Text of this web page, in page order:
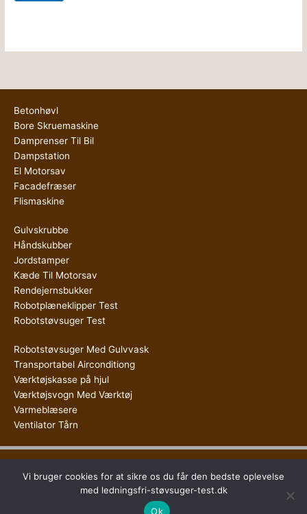
Betonhøvl
Bore Skruemaskine
Damprenser Til Bil
Dampstation
El Motorsav
Facadefræser
Flismaskine
Gulvskrubbe
Håndskubber
Jordstamper
Kæde Til Motorsav
Rendejernsbukker
Robotplæneklipper Test
Robotstøvsuger Test
Robotstøvsuger Med Gulvvask
Transportabel Airconditiong
Værktøjskasse på hjul
Værktøjsvogn Med Værktøj
Varmeblæsere
Ventilator Tårn
Copyright © 2026 Ledningsfri Støvsuger Test
Vi bruger cookies for at sikre os du får den bedste oplevelse
med ledningsfri-støvsuger-test.dk
Ok